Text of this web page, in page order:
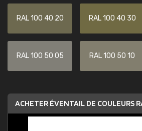
RAL 100 40 20 RAL 100 40 30
RAL 100 50 05 RAL 100 50 10
ACHETER ÉVENTAIL DE COULEURS